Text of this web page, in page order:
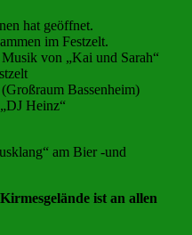
hat geöffnet.
im Festzelt.
von „Kai und Sarah“
Bassenheim)
Heinz“
am Bier -und
ist an allen